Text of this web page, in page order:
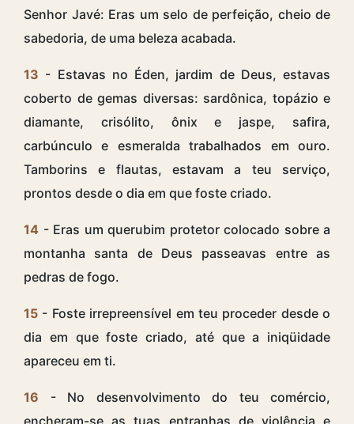
Senhor Javé: Eras um selo de perfeição, cheio de
sabedoria, de uma beleza acabada.
13 - Estavas no Éden, jardim de Deus, estavas
coberto de gemas diversas: sardônica, topázio e
diamante, crisólito, ônix e jaspe, safira,
carbúnculo e esmeralda trabalhados em ouro.
Tamborins e flautas, estavam a teu serviço,
prontos desde o dia em que foste criado.
14 - Eras um querubim protetor colocado sobre a
montanha santa de Deus passeavas entre as
pedras de fogo.
15 - Foste irrepreensível em teu proceder desde o
dia em que foste criado, até que a iniqüidade
apareceu em ti.
16 - No desenvolvimento do teu comércio,